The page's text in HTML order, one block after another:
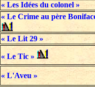
« Les Idées du colonel »
« Le Crime au père
« Le Lit 29 »
« Le Tic »
« L'Aveu »